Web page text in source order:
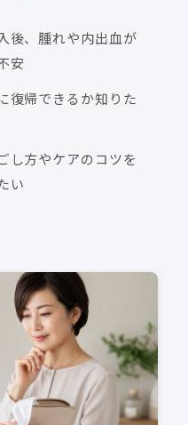
後、腫れや内出血が
安
復帰できるか知りた
し方やケアのコツを
い